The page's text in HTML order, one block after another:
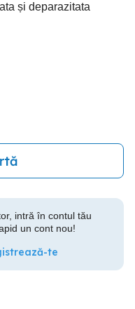
și deparazitata
intră în contul tău
un cont nou!
te